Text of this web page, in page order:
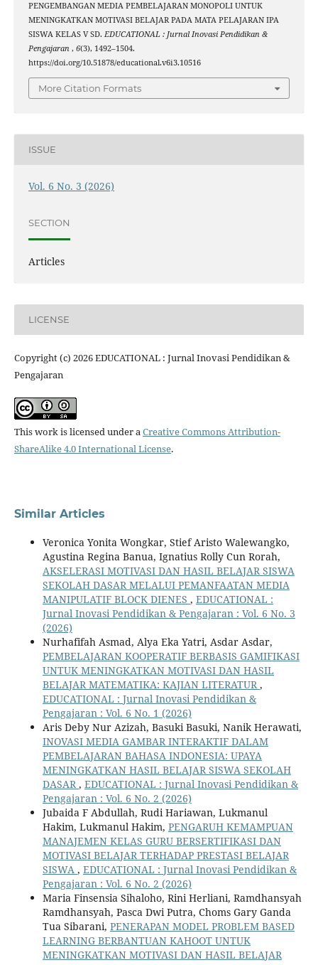
PENGEMBANGAN MEDIA PEMBELAJARAN MONOPOLI UNTUK
MENINGKATKAN MOTIVASI BELAJAR PADA MATA PELAJARAN IPA
SISWA KELAS V SD. EDUCATIONAL : Jurnal Inovasi Pendidikan &
Pengajaran , 6(3), 1492–1504.
https://doi.org/10.51878/educational.v6i3.10516
More Citation Formats
ISSUE
Vol. 6 No. 3 (2026)
SECTION
Articles
LICENSE
Copyright (c) 2026 EDUCATIONAL : Jurnal Inovasi Pendidikan &
Pengajaran
This work is licensed under aCreative Commons Attribution-
ShareAlike 4.0 International License.
Similar Articles
Veronica Yonita Wongkar, Stief Aristo Walewangko,
Agustina Regina Banua, Ignatius Rolly Cun Rorah,
AKSELERASI MOTIVASI DAN HASIL BELAJAR SISWA
SEKOLAH DASAR MELALUI PEMANFAATAN MEDIA
MANIPULATIF BLOCK DIENES , EDUCATIONAL :
Jurnal Inovasi Pendidikan & Pengajaran : Vol. 6 No. 3
(2026)
Nurhafifah Asmad, Alya Eka Yatri, Asdar Asdar,
PEMBELAJARAN KOOPERATIF BERBASIS GAMIFIKASI
UNTUK MENINGKATKAN MOTIVASI DAN HASIL
BELAJAR MATEMATIKA: KAJIAN LITERATUR,
EDUCATIONAL : Jurnal Inovasi Pendidikan &
Pengajaran : Vol. 6 No. 1 (2026)
Aris Deby Nur Azizah, Basuki Basuki, Nanik Herawati,
INOVASI MEDIA GAMBAR INTERAKTIF DALAM
PEMBELAJARAN BAHASA INDONESIA: UPAYA
MENINGKATKAN HASIL BELAJAR SISWA SEKOLAH
DASAR, EDUCATIONAL : Jurnal Inovasi Pendidikan &
Pengajaran : Vol. 6 No. 2 (2026)
Jubaida F Abdullah, Rudi Hariawan, Lukmanul
Hakim, Lukmanul Hakim, PENGARUH KEMAMPUAN
MANAJEMEN KELAS GURU BERSERTIFIKASI DAN
MOTIVASI BELAJAR TERHADAP PRESTASI BELAJAR
SISWA , EDUCATIONAL : Jurnal Inovasi Pendidikan &
Pengajaran : Vol. 6 No. 2 (2026)
Maria Finsensia Sihaloho, Rini Herliani, Ramdhansyah
Ramdhansyah, Pasca Dwi Putra, Choms Gary Ganda
Tua Sibarani, PENERAPAN MODEL PROBLEM BASED
LEARNING BERBANTUAN KAHOOT UNTUK
MENINGKATKAN MOTIVASI DAN HASIL BELAJAR